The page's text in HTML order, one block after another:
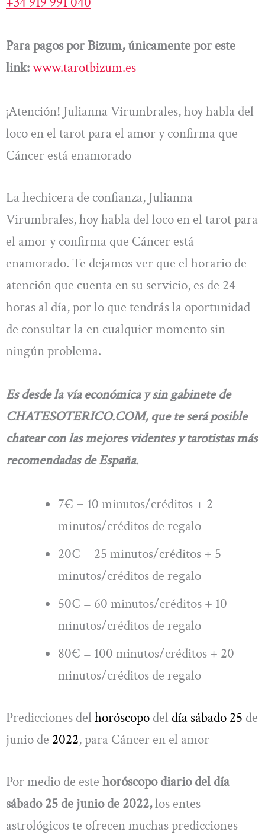
Para pagos por Bizum, únicamente por este
link:www.tarotbizum.es
¡Atención! Julianna Virumbrales, hoy habla del
loco en el tarot para el amor y confirma que
Cáncer está enamorado
La hechicera de confianza, Julianna
Virumbrales, hoy habla del loco en el tarot para
el amor y confirma que Cáncer está
enamorado. Te dejamos ver que el horario de
atención que cuenta en su servicio, es de 24
horas al día, por lo que tendrás la oportunidad
de consultar la en cualquier momento sin
ningún problema.
Es desde la vía económica y sin gabinete de
CHATESOTERICO.COM, que te será posible
chatear con las mejores videntes y tarotistas más
recomendadas de España.
7€ = 10 minutos/créditos + 2
minutos/créditos de regalo
20€ = 25 minutos/créditos + 5
minutos/créditos de regalo
50€ = 60 minutos/créditos + 10
minutos/créditos de regalo
80€ = 100 minutos/créditos + 20
minutos/créditos de regalo
Predicciones del horóscopo del día sábado 25 de
junio de 2022, para Cáncer en el amor
Por medio de este horóscopo diario del día
sábado 25 de junio de 2022,los entes
astrológicos te ofrecen muchas predicciones